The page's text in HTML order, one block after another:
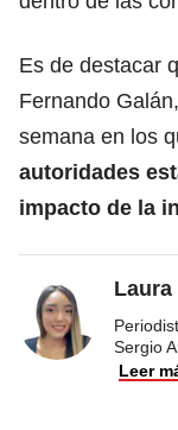
Es de destacar
Fernando
semana en los
autoridades
impacto de la
Laura
Sergio
Leer